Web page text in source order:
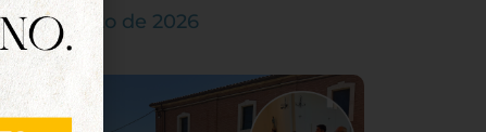
7 de agosto de 2026